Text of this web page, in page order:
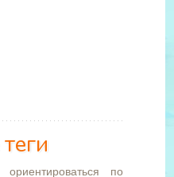
по